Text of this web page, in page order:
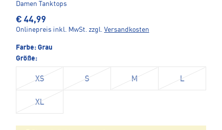
Damen Tanktops
€ 44,99
Onlinepreis inkl. MwSt. zzgl. Versandkosten
Farbe: Grau
Größe:
XS S M L
XL